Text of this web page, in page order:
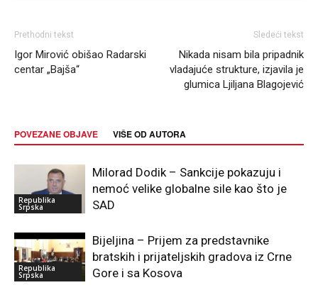
Prethodni tekst
Igor Mirović obišao Radarski
centar „Bajša“
Sledeći tekst
Nikada nisam bila pripadnik
vladajuće strukture, izjavila je
glumica Ljiljana Blagojević
POVEZANE OBJAVE VIŠE OD AUTORA
Republika
Srpska
Milorad Dodik – Sankcije pokazuju i
nemoć velike globalne sile kao što je
SAD
Republika
Srpska
Bijeljina – Prijem za predstavnike
bratskih i prijateljskih gradova iz Crne
Gore i sa Kosova